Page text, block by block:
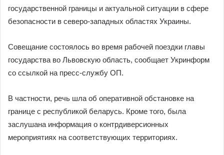
государственной границы и актуальной ситуации в сфере
безопасности в северо-западных областях Украины.
Совещание состоялось во время рабочей поездки главы
государства во Львовскую область, сообщает Укринформ
со ссылкой на пресс-службу ОП.
В частности, речь шла об оперативной обстановке на
границе с республикой беларусь. Кроме того, была
заслушана информация о контрдиверсионных
мероприятиях на соответствующих территориях.